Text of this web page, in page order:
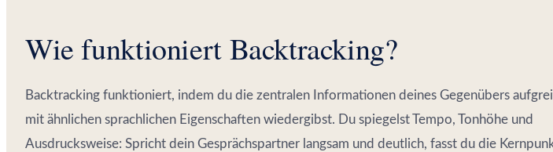
Wie funktioniert Backtracking?
Backtracking funktioniert, indem du die zentralen Informationen deines Gegenübers
mit ähnlichen sprachlichen Eigenschaften wiedergibst. Du spiegelst Tempo, Tonhöhe und
Ausdrucksweise: Spricht dein Gesprächspartner langsam und deutlich, fasst du die